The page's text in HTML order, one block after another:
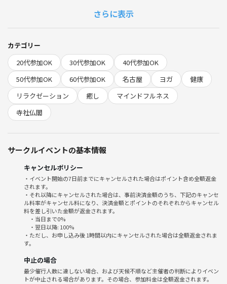
仏様からお寺からパワーをいただきながらほっとした時間を過ごしまし
【時間】受付13時半から
開始14時 終了15時30分まで
【参加費】2500円
(マットレンタル料２００円)
下はたたみですのでバスタオルでも可能です。
マットがない方はバスタオルをお持ち下さい。
【場所】本覚寺
【住所】愛知県名古屋市東区徳川2-16-16
【交通】
大曽根駅から徒歩15分
名鉄瀬戸線〔森下駅〕から徒歩2分
【定員】10名
【持ち物】
さらに表示
カテゴリー
20代参加OK
30代参加OK
40代参加OK
50代参加OK
60代参加OK 名古屋 ヨガ
健康
リラクゼーション
癒し
マインドフルネス
寺社仏閣
サークルイベントの基本情報
キャンセルポリシー
・イベント開始の7日前までにキャンセルされた場合はポイント含め全額返金
されます。
・それ以降にキャンセルされた場合は、事前決済金額のうち、下記のキャンセ
ル料率がキャンセル料になり、決済金額とポイントのそれぞれからキャンセル
料を差し引いた金額が返金されます。
・当日まで0%
・翌日以降: 100%
・ただし、お申し込み後 1時間以内にキャンセルされた場合は全額返金されま
す。
中止の場合
最少催行人数に達しない場合、および天候不順など主催者の判断によりイベン
トが中止される場合があります。その場合、参加料金は全額返金されます。